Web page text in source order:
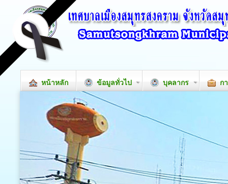
หน้าหลัก ข้อมูลทั่วไป บุคลากร ก